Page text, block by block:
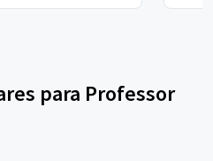
para Professor